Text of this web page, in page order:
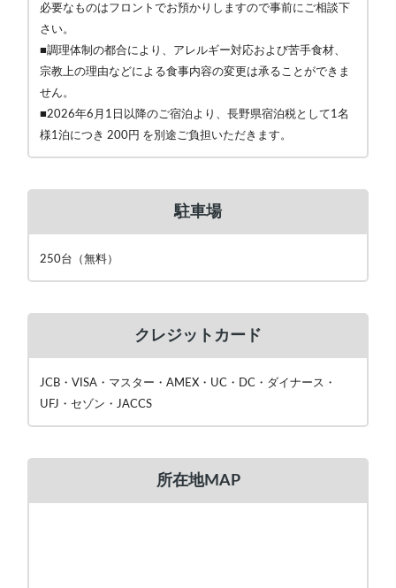
必要なものはフロントでお預かりしますので事前にご相談下
さい。
■調理体制の都合により、アレルギー対応および苦手食材、
宗教上の理由などによる食事内容の変更は承ることができま
せん。
■2026年6月1日以降のご宿泊より、長野県宿泊税として1名
様1泊につき 200円 を別途ご負担いただきます。
駐車場
250台（無料）
クレジットカード
JCB・VISA・マスター・AMEX・UC・DC・ダイナース・
UFJ・セゾン・JACCS
所在地MAP